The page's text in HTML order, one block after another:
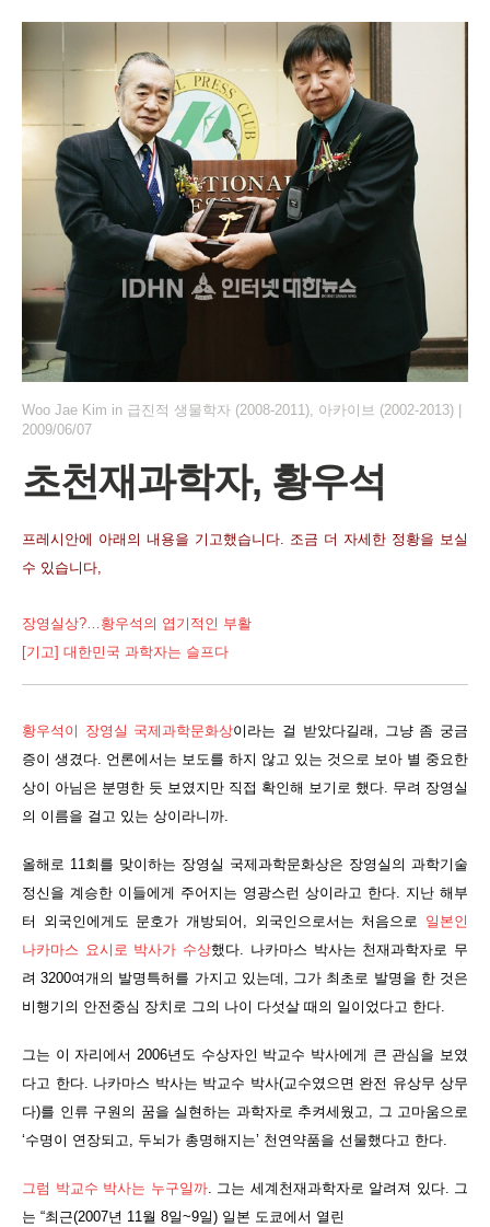
Woo Jae Kim in 급진적 생물학자 (2008-2011), 아카이브 (2002-2013)
2009/06/07
초천재과학자, 황우석
프레시안에 아래의 내용을 기고했습니다. 조금 더 자세한 정황을 보실
수 있습니다,
장영실상?…황우석의 엽기적인 부활
[기고] 대한민국 과학자는 슬프다
황우석이 장영실 국제과학문화상이라는 걸 받았다길래, 그냥 좀 궁금
증이 생겼다. 언론에서는 보도를 하지 않고 있는 것으로 보아 별 중요한
상이 아님은 분명한 듯 보였지만 직접 확인해 보기로 했다. 무려 장영실
의 이름을 걸고 있는 상이라니까.
올해로 11회를 맞이하는 장영실 국제과학문화상은 장영실의 과학기술
정신을 계승한 이들에게 주어지는 영광스런 상이라고 한다. 지난 해부
터 외국인에게도 문호가 개방되어, 외국인으로서는 처음으로 일본인
나카마스 요시로 박사가 수상했다. 나카마스 박사는 천재과학자로 무
려 3200여개의 발명특허를 가지고 있는데, 그가 최초로 발명을 한 것은
비행기의 안전중심 장치로 그의 나이 다섯살 때의 일이었다고 한다.
그는 이 자리에서 2006년도 수상자인 박교수 박사에게 큰 관심을 보였
다고 한다. 나카마스 박사는 박교수 박사(교수였으면 완전 유상무 상무
다)를 인류 구원의 꿈을 실현하는 과학자로 추켜세웠고, 그 고마움으로
‘수명이 연장되고, 두뇌가 총명해지는’ 천연약품을 선물했다고 한다.
그럼 박교수 박사는 누구일까. 그는 세계천재과학자로 알려져 있다. 그
는 “최근(2007년 11월 8일~9일) 일본 도쿄에서 열린